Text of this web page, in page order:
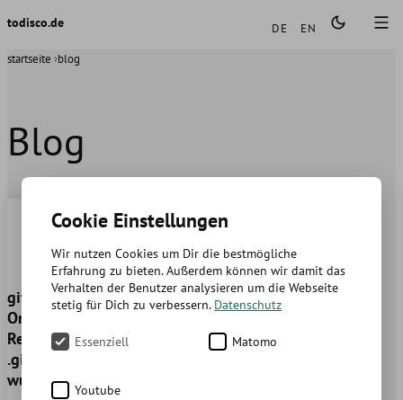
todisco.de Sprachen
DE
EN
startseite blog
Blog
git - Löschen von einem
Ordner aus dem
Repository nachdem er zu
.gitignore hinzugefügt
wurde
Cookie Einstellungen
Wir nutzen Cookies um Dir die bestmögliche
Erfahrung zu bieten. Außerdem können wir damit das
Verhalten der Benutzer analysieren um die Webseite
stetig für Dich zu verbessern. Datenschutz
Essenziell Matomo
Youtube